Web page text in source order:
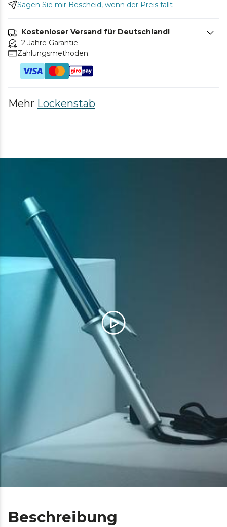
Sagen Sie mir Bescheid, wenn der Preis fällt
Kostenloser Versand für Deutschland!
2 Jahre Garantie
Zahlungsmethoden.
Mehr Lockenstab
Beschreibung